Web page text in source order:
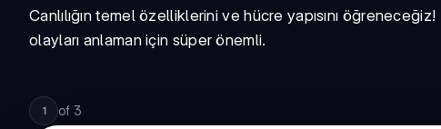
Canlılığın temel özelliklerini ve hücre yapısını
olayları anlaman için süper önemli.
1 of 3